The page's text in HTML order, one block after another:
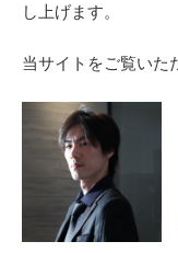
し上げます。
当サイトをご覧いた